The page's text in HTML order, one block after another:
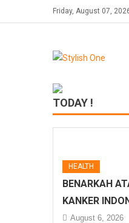
to
Friday, August 07,
TODAY !
HEALTH
BENARKAH
KANKER
August 6, 2026